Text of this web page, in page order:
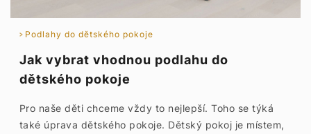
Podlahy do dětského pokoje
Jak vybrat vhodnou podlahu do
dětského pokoje
Pro naše děti chceme vždy to nejlepší. Toho se týká
také úprava dětského pokoje. Dětský pokoj je místem,